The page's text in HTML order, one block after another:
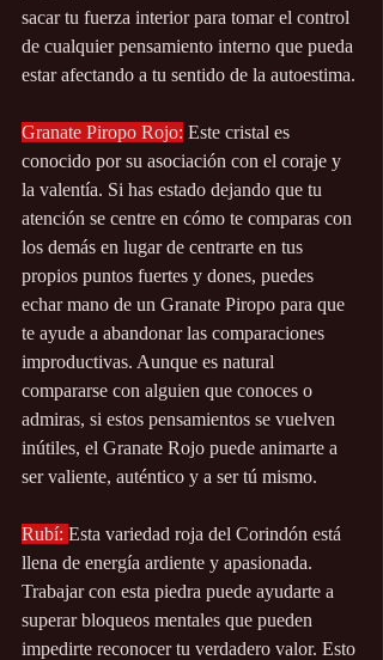
sacar tu fuerza interior para tomar el control
de cualquier pensamiento interno que pueda
estar afectando a tu sentido de la autoestima.
Granate Piropo Rojo: Este cristal es
conocido por su asociación con el coraje y
la valentía. Si has estado dejando que tu
atención se centre en cómo te comparas con
los demás en lugar de centrarte en tus
propios puntos fuertes y dones, puedes
echar mano de un Granate Piropo para que
te ayude a abandonar las comparaciones
improductivas. Aunque es natural
compararse con alguien que conoces o
admiras, si estos pensamientos se vuelven
inútiles, el Granate Rojo puede animarte a
ser valiente, auténtico y a ser tú mismo.
Rubí: Esta variedad roja del Corindón está
llena de energía ardiente y apasionada.
Trabajar con esta piedra puede ayudarte a
superar bloqueos mentales que pueden
impedirte reconocer tu verdadero valor. Esto